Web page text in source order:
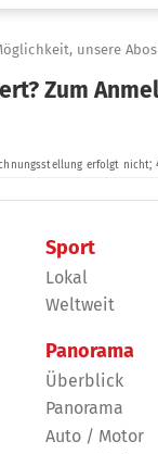
Sport
Lokal
Weltweit
Panorama
Überblick
Panorama
Auto / Motor